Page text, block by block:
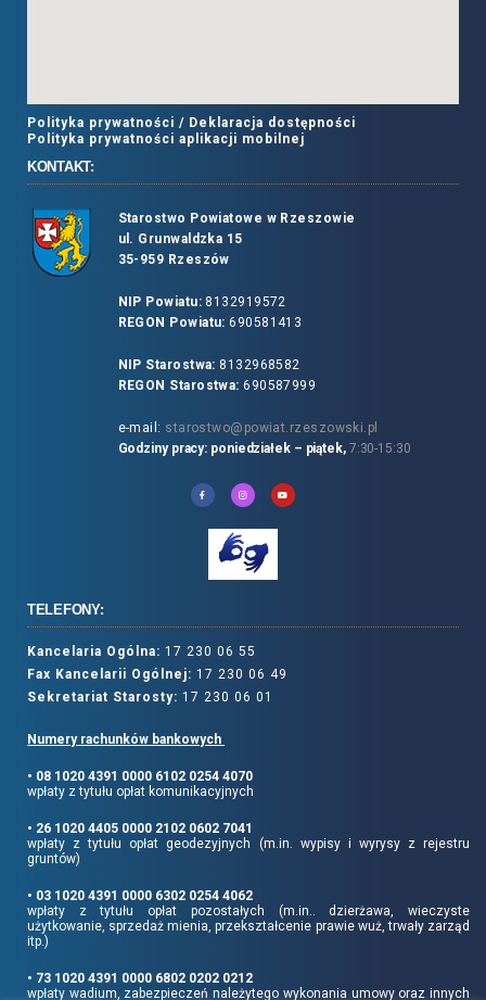
Polityka prywatności / Deklaracja dostępności
Polityka prywatności aplikacji mobilnej
KONTAKT:
Starostwo Powiatowe w Rzeszowie
ul. Grunwaldzka 15
35-959 Rzeszów
NIP Powiatu:8132919572
REGON Powiatu: 690581413
NIP Starostwa: 8132968582
REGON Starostwa: 690587999
e-mail: starostwo@powiat.rzeszowski.pl
Godziny pracy: poniedziałek – piątek, 7:30-15:30
TELEFONY:
Kancelaria Ogólna: 17 230 06 55
Fax Kancelarii Ogólnej: 17 230 06 49
Sekretariat Starosty: 17 230 06 01
Numery rachunków bankowych
• 08 1020 4391 0000 6102 0254 4070
wpłaty z tytułu opłat komunikacyjnych
• 26 1020 4405 0000 2102 0602 7041
wpłaty z tytułu opłat geodezyjnych (m.in. wypisy i wyrysy z rejestru
gruntów)
• 03 1020 4391 0000 6302 0254 4062
wpłaty z tytułu opłat pozostałych (m.in.. dzierżawa, wieczyste
użytkowanie, sprzedaż mienia, przekształcenie prawie wuż, trwały zarząd
itp.)
• 73 1020 4391 0000 6802 0202 0212
wpłaty wadium, zabezpieczeń należytego wykonania umowy oraz innych